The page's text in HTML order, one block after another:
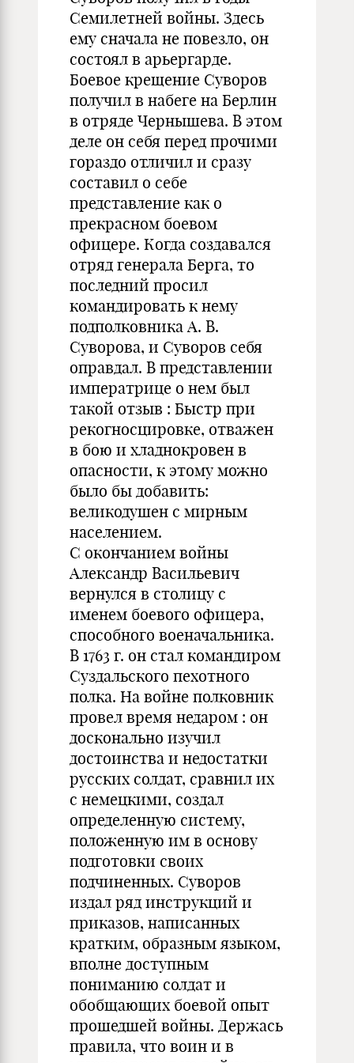
Семилетней войны. Здесь
ему сначала не повезло, он
состоял в арьергарде.
Боевое крещение Суворов
получил в набеге на Берлин
в отряде Чернышева. В этом
деле он себя перед прочими
гораздо отличил и сразу
составил о себе
представление как о
прекрасном боевом
офицере. Когда создавался
отряд генерала Берга, то
последний просил
командировать к нему
подполковника А. В.
Суворова, и Суворов себя
оправдал. В представлении
императрице о нем был
такой отзыв : Быстр при
рекогносцировке, отважен
в бою и хладнокровен в
опасности, к этому можно
было бы добавить:
великодушен с мирным
населением.
С окончанием войны
Александр Васильевич
вернулся в столицу с
именем боевого офицера,
способного военачальника.
В 1763 г. он стал командиром
Суздальского пехотного
полка. На войне полковник
провел время недаром : он
досконально изучил
достоинства и недостатки
русских солдат, сравнил их
с немецкими, создал
определенную систему,
положенную им в основу
подготовки своих
подчиненных. Суворов
издал ряд инструкций и
приказов, написанных
кратким, образным языком,
вполне доступным
пониманию солдат и
обобщающих боевой опыт
прошедшей войны. Держась
правила, что воин и в